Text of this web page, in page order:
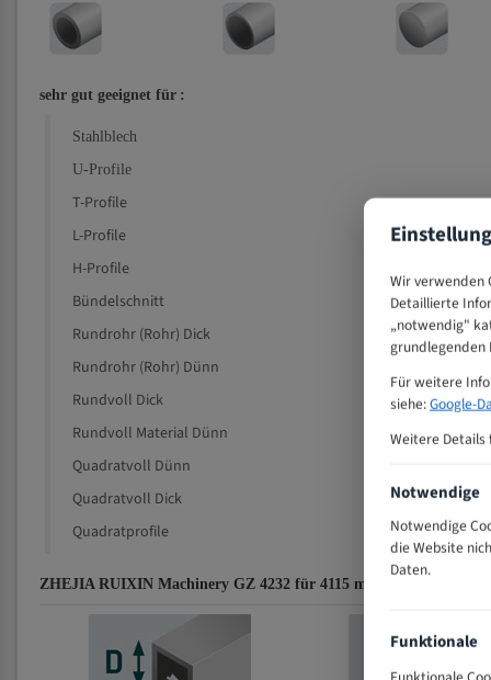
sehr gut geeignet für :
Stahlblech
U-Profile
T-Profile
L-Profile
H-Profile
Bündelschnitt
Rundrohr (Rohr) Dick
Rundrohr (Rohr) Dünn
Rundvoll Dick
Rundvoll Material Dünn
Quadratvoll Dünn
Quadratvoll Dick
Quadratprofile
ZHEJIA RUIXIN Machinery GZ 4232 für 4115 mm Bi-Metall
Wir verwenden
Detaillierte
„notwendig"
grundlegenden
Für weitere
siehe:Google-
Weitere Details
Notwendige
Notwendige
die Website
Daten.
Funktionale